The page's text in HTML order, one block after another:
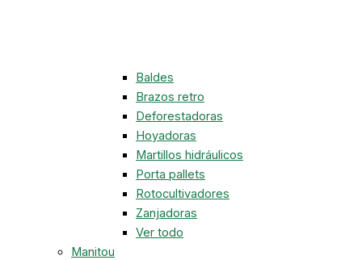
Baldes
Brazos retro
Deforestadoras
Hoyadoras
Martillos hidráulicos
Porta pallets
Rotocultivadores
Zanjadoras
Ver todo
Manitou